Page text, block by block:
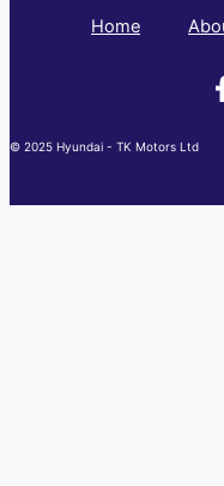
Home
© 2025 Hyundai - TK Motors Ltd